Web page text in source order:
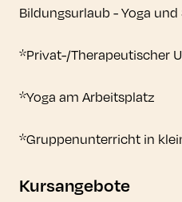
Bildungsurlaub - Yoga
*Privat-/Therapeutischer
*Yoga am Arbeitsplatz
*Gruppenunterricht in
Kursangebote